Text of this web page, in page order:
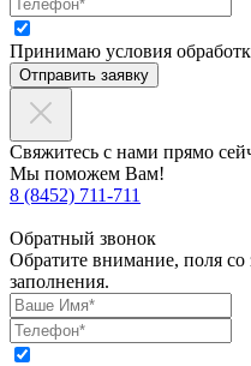
Принимаю условия
Отправить заявку
Свяжитесь с нами прямо
Мы поможем Вам!
8 (8452) 711-711
Обратный звонок
Обратите внимание, поля со
заполнения.